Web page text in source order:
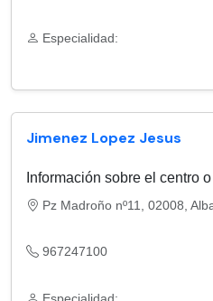
Especialidad:
Jimenez Lopez Jesus
Información sobre el centro
Pz Madroño nº11, 02008,
967247100